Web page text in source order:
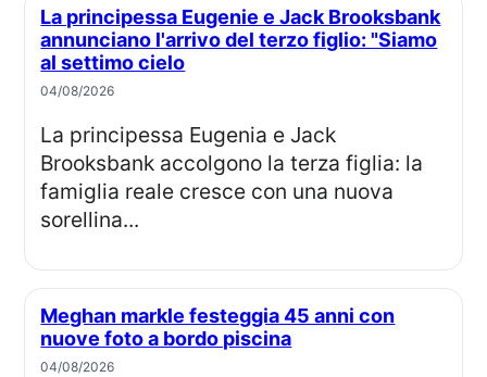
La principessa Eugenie e Jack Brooksbank
annunciano l'arrivo del terzo figlio: "Siamo
al settimo cielo
04/08/2026
La principessa Eugenia e Jack
Brooksbank accolgono la terza figlia: la
famiglia reale cresce con una nuova
sorellina...
Meghan markle festeggia 45 anni con
nuove foto a bordo piscina
04/08/2026